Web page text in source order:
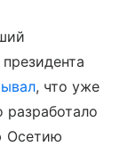
, что уже
разработало
Осетию